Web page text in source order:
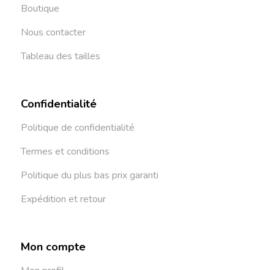
Boutique
Nous contacter
Tableau des tailles
Confidentialité
Politique de confidentialité
Termes et conditions
Politique du plus bas prix garanti
Expédition et retour
Mon compte